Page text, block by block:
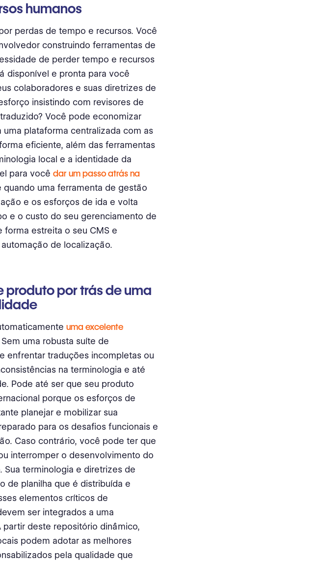
humanos
perdas de tempo e recursos. Você
construindo ferramentas de
de perder tempo e recursos
disponível e pronta para você
colaboradores e suas diretrizes de
insistindo com revisores de
Você pode economizar
plataforma centralizada com as
eficiente, além das ferramentas
local e a identidade da
para você dar um passo atrás na
uma ferramenta de gestão
e os esforços de ida e volta
e o custo do seu gerenciamento de
estreita o seu CMS e
de localização.
produto por trás de uma
uma excelente
Sem uma robusta suíte de
enfrentar traduções incompletas ou
na terminologia e até
Pode até ser que seu produto
porque os esforços de
planejar e mobilizar sua
para os desafios funcionais e
Caso contrário, você pode ter que
interromper o desenvolvimento do
Sua terminologia e diretrizes de
de planilha que é distribuída e
elementos críticos de
ser integrados a uma
partir deste repositório dinâmico,
podem adotar as melhores
pela qualidade que